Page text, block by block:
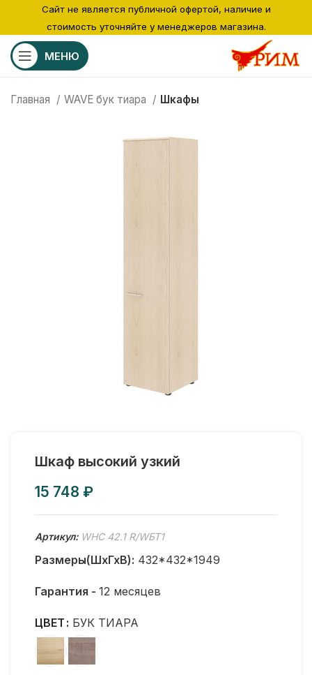
МЕНЮ
Главная WAVE бук тиара Шкафы
Шкаф высокий узкий
₽
Артикул: WHC 42.1 R/WБТ1
Размеры(ШхГхВ): 432*432*1949
Гарантия - 12 месяцев
ЦВЕТ БУК ТИАРА
Сайт не является публичной офертой, наличие и
стоимость уточняйте у менеджеров магазина.